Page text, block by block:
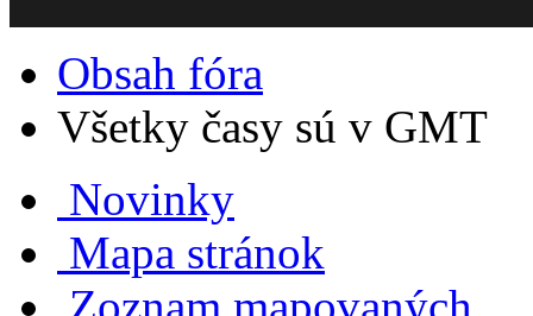
Obsah fóra
Všetky časy sú v GMT
Novinky
Mapa stránok
Zoznam mapovaných